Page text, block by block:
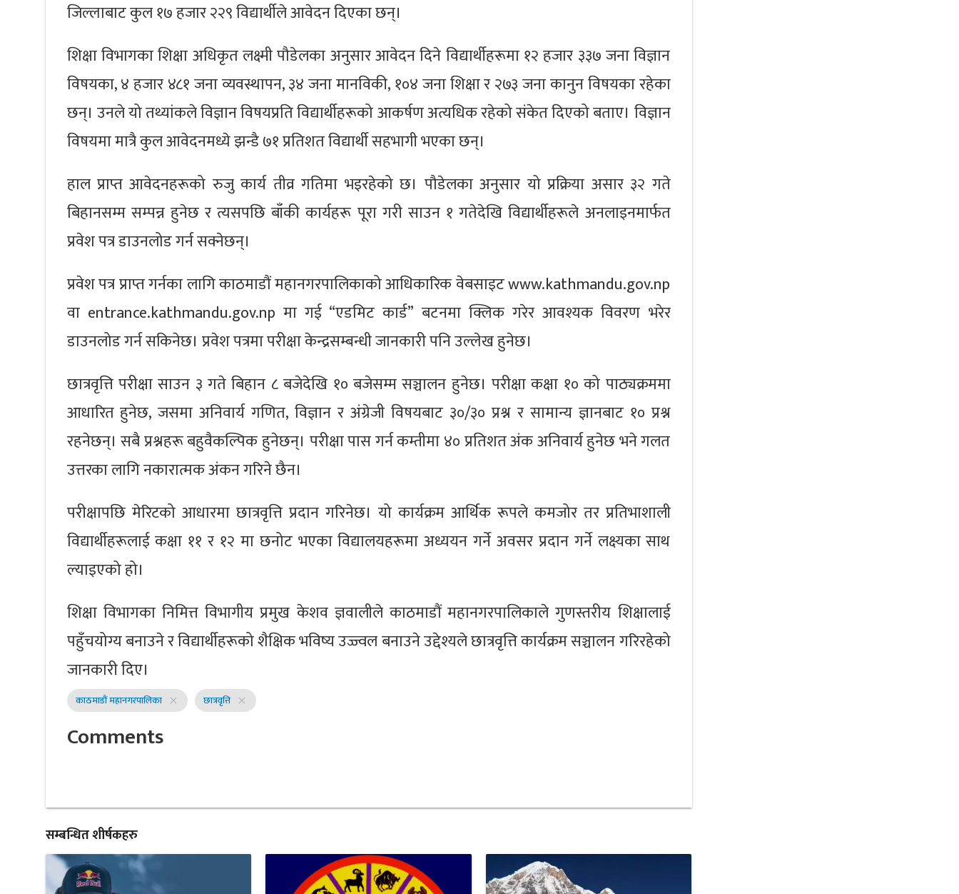
जिल्लाबाट कुल १७ हजार २२९ विद्यार्थीले आवेदन दिएका छन्।
शिक्षा विभागका शिक्षा अधिकृत लक्ष्मी पौडेलका अनुसार आवेदन दिने विद्यार्थीहरूमा १२ हजार ३३७ जना विज्ञान
विषयका, ४ हजार ४८१ जना व्यवस्थापन, ३४ जना मानविकी, १०४ जना शिक्षा र २७३ जना कानुन विषयका रहेका
छन्। उनले यो तथ्यांकले विज्ञान विषयप्रति विद्यार्थीहरूको आकर्षण अत्यधिक रहेको संकेत दिएको बताए। विज्ञान
विषयमा मात्रै कुल आवेदनमध्ये झन्डै ७१ प्रतिशत विद्यार्थी सहभागी भएका छन्।
हाल प्राप्त आवेदनहरूको रुजु कार्य तीव्र गतिमा भइरहेको छ। पौडेलका अनुसार यो प्रक्रिया असार ३२ गते
बिहानसम्म सम्पन्न हुनेछ र त्यसपछि बाँकी कार्यहरू पूरा गरी साउन १ गतेदेखि विद्यार्थीहरूले अनलाइनमार्फत
प्रवेश पत्र डाउनलोड गर्न सक्नेछन्।
प्रवेश पत्र प्राप्त गर्नका लागि काठमाडौं महानगरपालिकाको आधिकारिक वेबसाइट www.kathmandu.gov.np
वा entrance.kathmandu.gov.np मा गई “एडमिट कार्ड” बटनमा क्लिक गरेर आवश्यक विवरण भरेर
डाउनलोड गर्न सकिनेछ। प्रवेश पत्रमा परीक्षा केन्द्रसम्बन्धी जानकारी पनि उल्लेख हुनेछ।
छात्रवृत्ति परीक्षा साउन ३ गते बिहान ८ बजेदेखि १० बजेसम्म सञ्चालन हुनेछ। परीक्षा कक्षा १० को पाठ्यक्रममा
आधारित हुनेछ, जसमा अनिवार्य गणित, विज्ञान र अंग्रेजी विषयबाट ३०/३० प्रश्न र सामान्य ज्ञानबाट १० प्रश्न
रहनेछन्। सबै प्रश्नहरू बहुवैकल्पिक हुनेछन्। परीक्षा पास गर्न कम्तीमा ४० प्रतिशत अंक अनिवार्य हुनेछ भने गलत
उत्तरका लागि नकारात्मक अंकन गरिने छैन।
परीक्षापछि मेरिटको आधारमा छात्रवृत्ति प्रदान गरिनेछ। यो कार्यक्रम आर्थिक रूपले कमजोर तर प्रतिभाशाली
विद्यार्थीहरूलाई कक्षा ११ र १२ मा छनोट भएका विद्यालयहरूमा अध्ययन गर्ने अवसर प्रदान गर्ने लक्ष्यका साथ
ल्याइएको हो।
शिक्षा विभागका निमित्त विभागीय प्रमुख केशव ज्ञवालीले काठमाडौं महानगरपालिकाले गुणस्तरीय शिक्षालाई
पहुँचयोग्य बनाउने र विद्यार्थीहरूको शैक्षिक भविष्य उज्ज्वल बनाउने उद्देश्यले छात्रवृत्ति कार्यक्रम सञ्चालन गरिरहेको
जानकारी दिए।
काठमाडौं महानगरपालिका close छात्रवृत्ति close
Comments
सम्बन्धित शीर्षकहरु